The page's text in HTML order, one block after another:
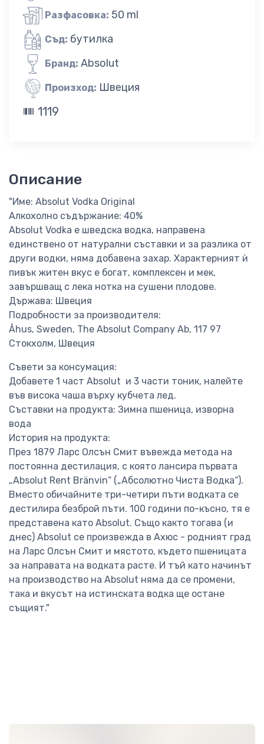
Разфасовка: 50 ml
Съд: бутилка
Бранд: Absolut
Произход: Швеция
1119
Описание
"Име: Absolut Vodka Original
Алкохолно съдържание: 40%
Absolut Vodka е шведска водка, направена
единствено от натурални съставки и за разлика от
други водки, няма добавена захар. Характерният ѝ
пивък житен вкус е богат, комплексен и мек,
завършващ с лека нотка на сушени плодове.
Държава: Швеция
Подробности за производителя:
Åhus, Sweden, The Absolut Company Ab, 117 97
Стокхолм, Швеция
Съвети за консумация:
Добавете 1 част Absolut и 3 части тоник, налейте
във висока чаша върху кубчета лед.
Съставки на продукта: Зимна пшеница, изворна
вода
История на продукта:
През 1879 Ларс Олсън Смит въвежда метода на
постоянна дестилация, с която лансира първата
„Absolut Rent Bränvin“ („Абсолютно Чиста Водка“).
Вместо обичайните три-четири пъти водката се
дестилира безброй пъти. 100 години по-късно, тя е
представена като Absolut. Също както тогава (и
днес) Absolut се произвежда в Ахюс - родният град
на Ларс Олсън Смит и мястото, където пшеницата
за направата на водката расте. И тъй като начинът
на производство на Absolut няма да се промени,
така и вкусът на истинската водка ще остане
същият."